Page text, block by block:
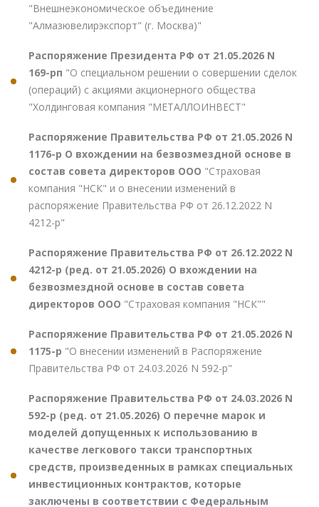
"Внешнеэкономическое объединение
"Алмазювелирэкспорт" (г. Москва)"
Распоряжение Президента РФ от 21.05.2026 N
169-рп "О специальном решении о совершении сделок
(операций) с акциями акционерного общества
"Холдинговая компания "МЕТАЛЛОИНВЕСТ"
Распоряжение Правительства РФ от 21.05.2026 N
1176-р О вхождении на безвозмездной основе в
состав совета директоров ООО "Страховая
компания "НСК" и о внесении изменений в
распоряжение Правительства РФ от 26.12.2022 N
4212-р"
Распоряжение Правительства РФ от 26.12.2022 N
4212-р (ред. от 21.05.2026) О вхождении на
безвозмездной основе в состав совета
директоров ООО "Страховая компания "НСК""
Распоряжение Правительства РФ от 21.05.2026 N
1175-р "О внесении изменений в Распоряжение
Правительства РФ от 24.03.2026 N 592-р"
Распоряжение Правительства РФ от 24.03.2026 N
592-р (ред. от 21.05.2026) О перечне марок и
моделей допущенных к использованию в
качестве легкового такси транспортных
средств, произведенных в рамках специальных
инвестиционных контрактов, которые
заключены в соответствии с Федеральным